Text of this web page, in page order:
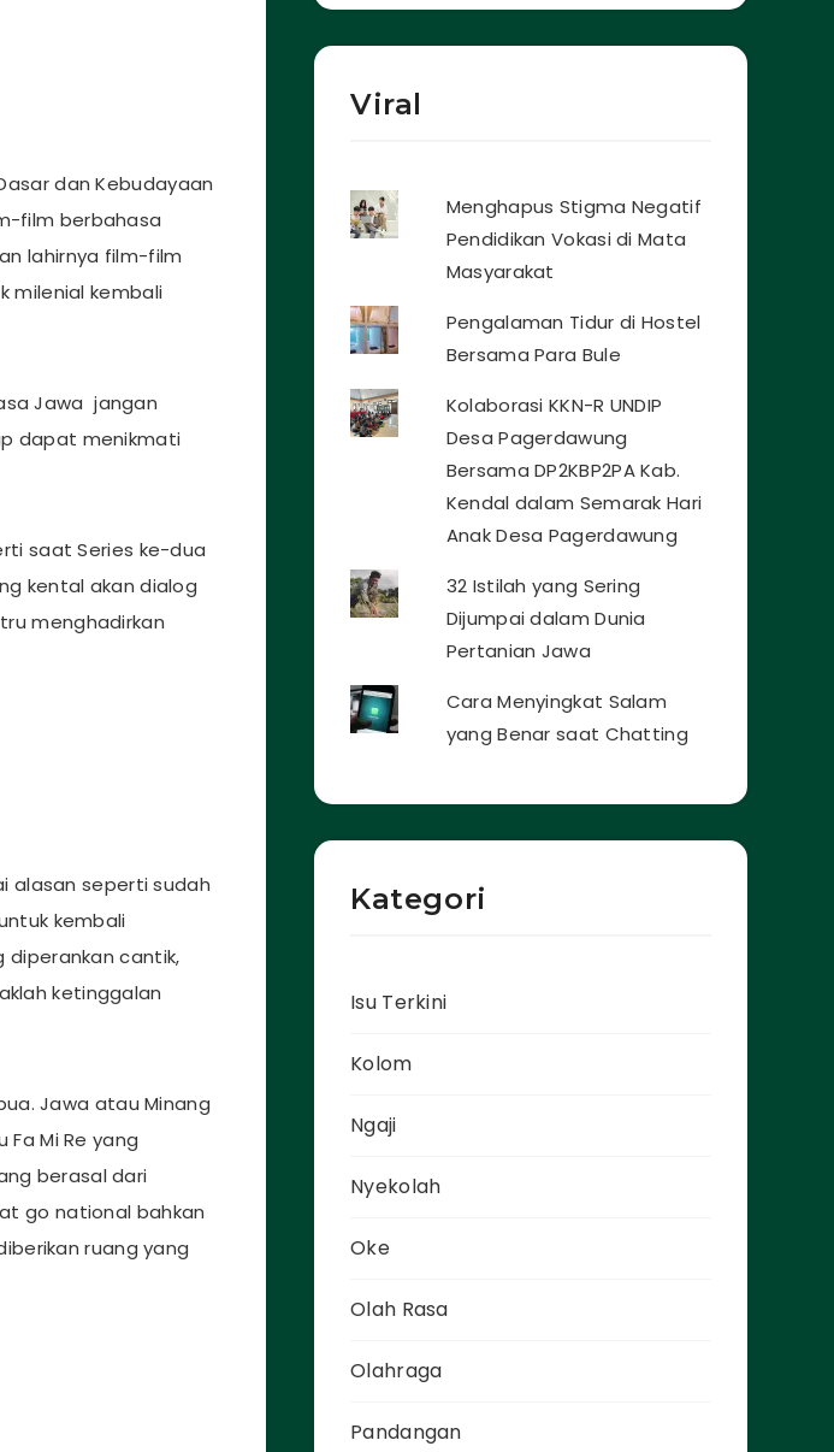
dan Kebudayaan
film berbahasa
lahirnya film-film
milenial kembali
Jawa jangan
dapat menikmati
saat Series ke-dua
kental akan dialog
menghadirkan
alasan seperti sudah
kembali
diperankan cantik,
ketinggalan
Jawa atau Minang
Fa Mi Re yang
berasal dari
go national bahkan
ruang yang
Viral
Menghapus Stigma Negatif
Pendidikan Vokasi di Mata
Masyarakat
Pengalaman Tidur di Hostel
Bersama Para Bule
Kolaborasi KKN-R UNDIP
Desa Pagerdawung
Bersama DP2KBP2PA Kab.
Kendal dalam Semarak Hari
Anak Desa Pagerdawung
32 Istilah yang Sering
Dijumpai dalam Dunia
Pertanian Jawa
Cara Menyingkat Salam
yang Benar saat Chatting
Kategori
Isu Terkini
Kolom
Ngaji
Nyekolah
Oke
Olah Rasa
Olahraga
Pandangan